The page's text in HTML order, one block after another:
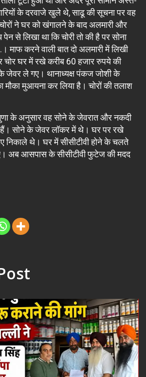
के दरवाजे खुले थे, साढू की सूचना पर वह
चोरों ने घर को खंगालने के बाद अलमारी और
से लिखा था कि चोरी तो की है पर सोना
माफ करने वाली बात दो अलमारी में लिखी
चोर घर में रखे करीब 60 हजार रुपये की
जेवर ले गए। थानाध्यक्ष पंकज जोशी के
मुआयना कर लिया है। चोरों की तलाश
के अनुसार वह सोने के जेवरात और नकदी
सोने के जेवर लॉकर में थे। घर पर रखे
निकाले थे। घर में सीसीटीवी होने के चलते
अब आसपास के सीसीटीवी फुटेज की मदद